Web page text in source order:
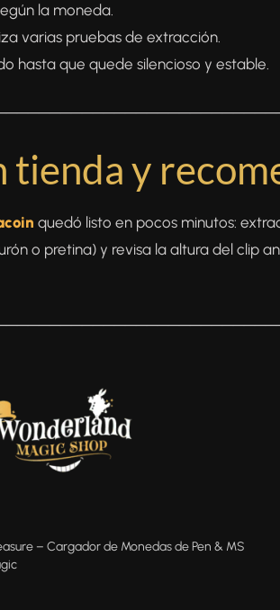
la moneda.
varias pruebas de extracción.
hasta que quede silencioso y estable.
tienda y
quedó listo en pocos minutos:
o pretina) y revisa la altura del clip
– Cargador de Monedas de Pen & MS